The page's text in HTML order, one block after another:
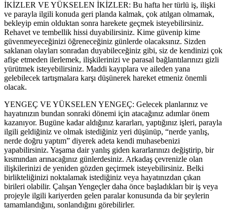
İKİZLER VE YÜKSELEN İKİZLER: Bu hafta her türlü iş, ilişki
ve parayla ilgili konuda geri planda kalmak, çok atılgan olmamak,
bekleyip emin olduktan sonra harekete geçmek isteyebilirsiniz.
Rehavet ve tembellik hissi duyabilirsiniz. Kime güvenip kime
güvenmeyeceğinizi öğreneceğiniz günlerde olacaksınız. Sizden
saklanan olayları sonradan duyabileceğiniz gibi, siz de kendinizi çok
afişe etmeden ilerlemek, ilişkilerinizi ve parasal bağlantılarınızı gizli
yürütmek isteyebilirsiniz. Maddi kayıplara ve aileden yana
gelebilecek tartışmalara karşı düşünerek hareket etmeniz önemli
olacak.
YENGEÇ VE YÜKSELEN YENGEÇ: Gelecek planlarınız ve
hayatınızın bundan sonraki dönemi için atacağınız adımlar önem
kazanıyor. Bugüne kadar aldığınız kararları, yaptığınız işleri, parayla
ilgili geldiğiniz ve olmak istediğiniz yeri düşünüp, “nerde yanlış,
nerde doğru yaptım” diyerek adeta kendi muhasebenizi
yapabilirsiniz. Yaşama dair yanlış giden kararlarınızı değiştirip, bir
kısmından arınacağınız günlerdesiniz. Arkadaş çevrenizle olan
ilişkilerinizi de yeniden gözden geçirmek isteyebilirsiniz. Belki
birlikteliğinizi noktalamak istediğiniz veya hayatınızdan çıkan
birileri olabilir. Çalışan Yengeçler daha önce başladıkları bir iş veya
projeyle ilgili kariyerden gelen paralar konusunda da bir şeylerin
tamamlandığını, sonlandığını görebilirler.